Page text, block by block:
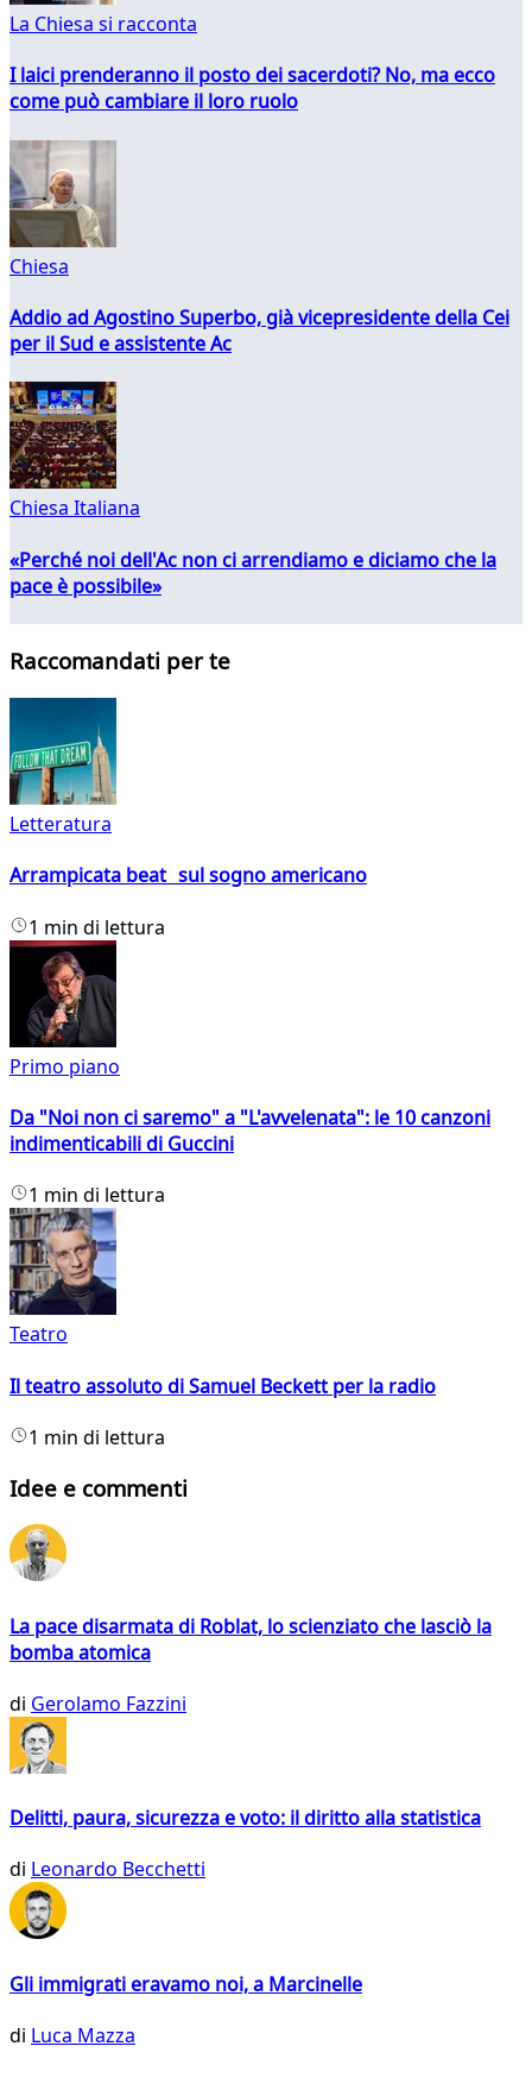
La Chiesa si racconta
I laici prenderanno il posto dei sacerdoti? No, ma ecco
come può cambiare il loro ruolo
Chiesa
Addio ad Agostino Superbo, già vicepresidente della Cei
per il Sud e assistente Ac
Chiesa Italiana
«Perché noi dell'Ac non ci arrendiamo e diciamo che la
pace è possibile»
Raccomandati per te
Letteratura
Arrampicata beat sul sogno americano
1 min di lettura
Primo piano
Da "Noi non ci saremo" a "L'avvelenata": le 10 canzoni
indimenticabili di Guccini
1 min di lettura
Teatro
Il teatro assoluto di Samuel Beckett per la radio
1 min di lettura
Idee e commenti
La pace disarmata di Roblat, lo scienziato che lasciò la
bomba atomica
di Gerolamo Fazzini
Delitti, paura, sicurezza e voto: il diritto alla statistica
di Leonardo Becchetti
Gli immigrati eravamo noi, a Marcinelle
di Luca Mazza